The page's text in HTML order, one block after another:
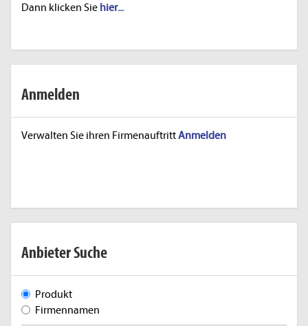
Dann klicken Sie hier...
Anmelden
Verwalten Sie ihren FirmenauftrittAnmelden
Anbieter Suche
Produkt
Firmennamen